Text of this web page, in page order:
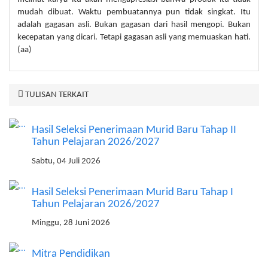
mudah dibuat. Waktu pembuatannya pun tidak singkat. Itu
adalah gagasan asli. Bukan gagasan dari hasil mengopi. Bukan
kecepatan yang dicari. Tetapi gagasan asli yang memuaskan hati.
(aa)
TULISAN TERKAIT
Hasil Seleksi Penerimaan Murid Baru Tahap II
Tahun Pelajaran 2026/2027
Sabtu, 04 Juli 2026
Hasil Seleksi Penerimaan Murid Baru Tahap I
Tahun Pelajaran 2026/2027
Minggu, 28 Juni 2026
Mitra Pendidikan